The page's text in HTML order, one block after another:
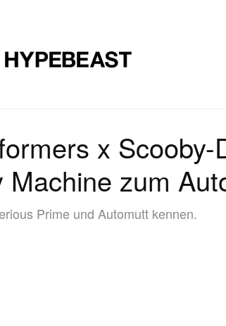
x
Machine zum
Prime und Automutt kennen.